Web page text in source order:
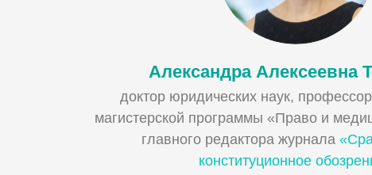
Александра Алексеевна
доктор юридических наук,
магистерской программы «Право и
главного редактора журнала
конституционное